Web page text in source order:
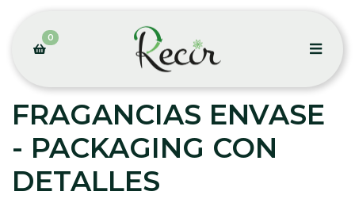
0
FRAGANCIAS ENVASE
- PACKAGING CON
DETALLES